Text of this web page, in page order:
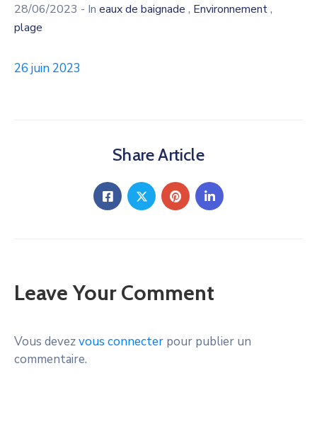
28/06/2023 - In eaux de baignade , Environnement,
plage
26 juin 2023
Share Article
Leave Your Comment
Vous devezvous connecter pour publier un
commentaire.